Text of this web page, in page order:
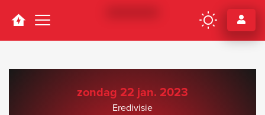
Navigation
zondag 22 jan. 2023
Eredivisie